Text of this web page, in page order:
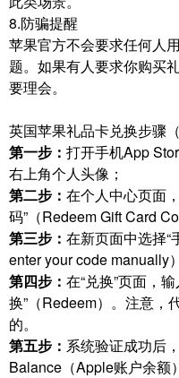
8.防骗提醒
苹果官方不会要求任何人
题。如果有人要求你购买
要理会。
英国苹果礼品卡兑换步骤
第一步： 打开手机App
右上角个人头像；
第二步： 在个人中心页面
码”（Redeem Gift Card
第三步： 在新页面中选择“
enter your code manually
第四步： 在“兑换”页面，
换”（Redeem）。注意，
的。
第五步： 系统验证成功后
Balance（Apple账户余额